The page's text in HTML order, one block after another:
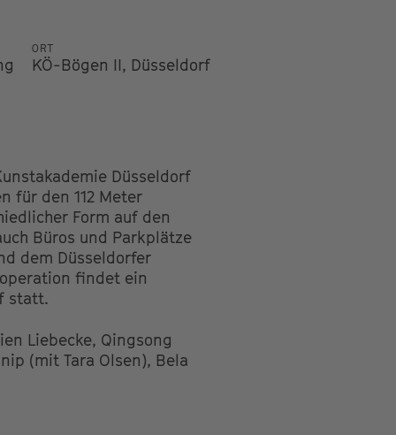
ORT
KÖ-Bögen II, Düsseldorf
Düsseldorf
für den 112 Meter
Form auf den
Büros und Parkplätze
dem Düsseldorfer
findet ein
statt.
Liebecke, Qingsong
(mit Tara Olsen), Bela